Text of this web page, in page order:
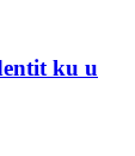
ku u